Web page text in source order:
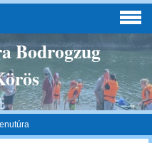
Bodrogzug